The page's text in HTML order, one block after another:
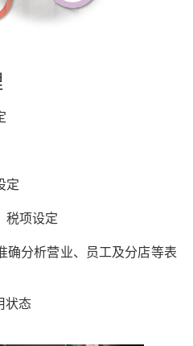
定
税项设定
确分析营业、员工及分店等表
状态